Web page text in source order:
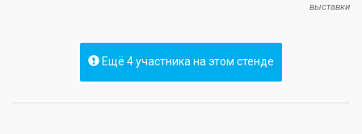
выставки
Ещё 4 участника на этом стенде